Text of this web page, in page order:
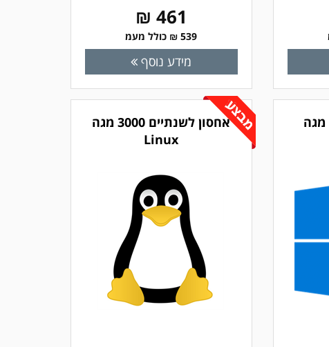
461 ₪
539 ₪ כולל מעמ
מידע נוסף
אחסון שנתי 3000 מגה
אחסון לשנתיים 3000 מגה
Linux